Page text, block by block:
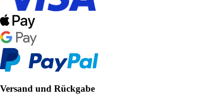
Versand und Rückgabe